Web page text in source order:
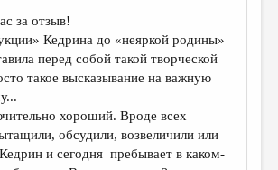
за отзыв!
Кедрина до «неяркой родины»
перед собой такой творческой
такое высказывание на важную
хороший. Вроде всех
обсудили, возвеличили или
и сегодня пребывает в каком-